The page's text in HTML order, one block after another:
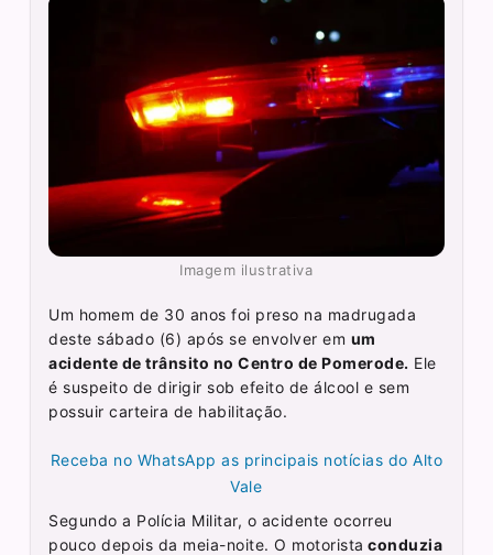
Imagem ilustrativa
Um homem de 30 anos foi preso na madrugada
deste sábado (6) após se envolver em um
acidente de trânsito no Centro de Pomerode. Ele
é suspeito de dirigir sob efeito de álcool e sem
possuir carteira de habilitação.
Receba no WhatsApp as principais notícias do Alto
Vale
Segundo a Polícia Militar, o acidente ocorreu
pouco depois da meia-noite. O motorista conduzia